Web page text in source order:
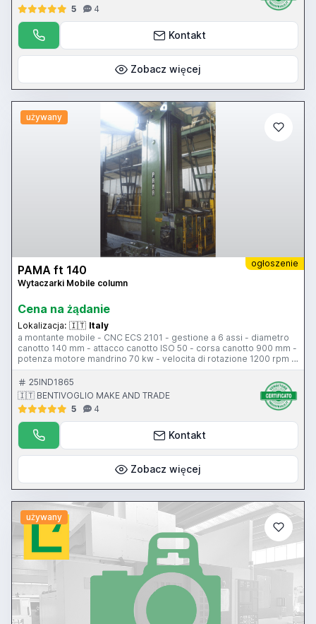
5
4
Kontakt
Zobacz więcej
używany
ogłoszenie
PAMA ft 140
Wytaczarki Mobile column
Cena na żądanie
Lokalizacja: 🇮🇹 Italy
a montante mobile - CNC ECS 2101 - gestione a 6 assi - diametro
canotto 140 mm - attacco canotto ISO 50 - corsa canotto 900 mm -
potenza motore mandrino 70 kw - velocita di rotazione 1200 rpm -
dimensione ram 420x400 mm - corsa ram 900 mm - corsa
longitudinale 7000 mm - corsa verticale 4000 mm - tipologia di
scorrimento idrostatica - dimensioni tavola 1800x1800 mm PAMA
mod. TGB - corsa tavola 1500 mm - angolo di indexaggio tavola
360000 posizioni - tavola idrostatica - portata tavola 10 ton -
dimensioni piano ancoraggio stolle n. 2 6000x2000 mm -
pulsantiera di comando - testa a fresare n. 2
25IND1865
🇮🇹 BENTIVOGLIO MAKE AND TRADE
5
4
Kontakt
Zobacz więcej
używany